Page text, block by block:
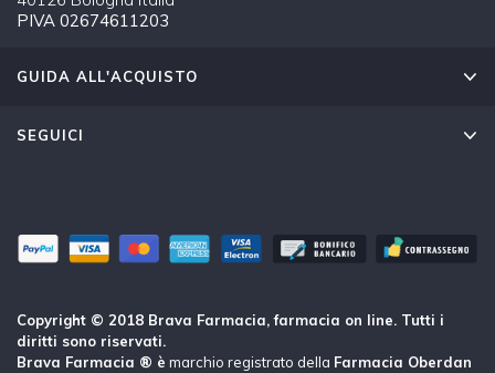
PIVA 02674611203
GUIDA ALL'ACQUISTO
SEGUICI
Copyright © 2018 Brava Farmacia, farmacia on line. Tutti i
diritti sono riservati.
Brava Farmacia ® è marchio registrato della Farmacia Oberdan